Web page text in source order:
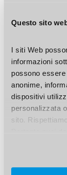
Questo sito
I siti Web
informazioni
possono
anonime,
dispositivi
personalizzata
sito.